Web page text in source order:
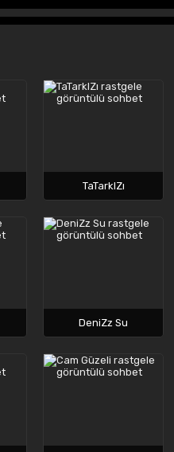
TaTarkIZı
DeniZz Su